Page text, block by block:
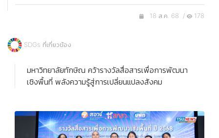
18 ส.ค. 68 / 178
SDGs ที่เกี่ยวข้อง
มหาวิทยาลัยทักษิณ คว้ารางวัลสื่อสารเพื่อการพัฒนา
เชิงพื้นที่ พลังความรู้สู่การเปลี่ยนแปลงสังคม